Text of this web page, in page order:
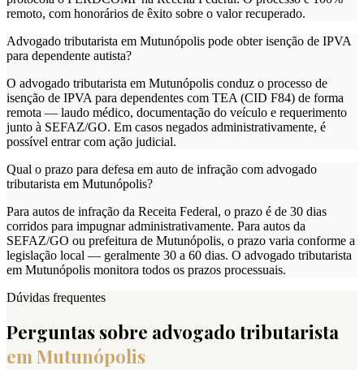
remoto, com honorários de êxito sobre o valor recuperado.
Advogado tributarista em Mutunópolis pode obter isenção de IPVA
para dependente autista?
O advogado tributarista em Mutunópolis conduz o processo de
isenção de IPVA para dependentes com TEA (CID F84) de forma
remota — laudo médico, documentação do veículo e requerimento
junto à SEFAZ/GO. Em casos negados administrativamente, é
possível entrar com ação judicial.
Qual o prazo para defesa em auto de infração com advogado
tributarista em Mutunópolis?
Para autos de infração da Receita Federal, o prazo é de 30 dias
corridos para impugnar administrativamente. Para autos da
SEFAZ/GO ou prefeitura de Mutunópolis, o prazo varia conforme a
legislação local — geralmente 30 a 60 dias. O advogado tributarista
em Mutunópolis monitora todos os prazos processuais.
Dúvidas frequentes
Perguntas sobre advogado tributarista
emMutunópolis